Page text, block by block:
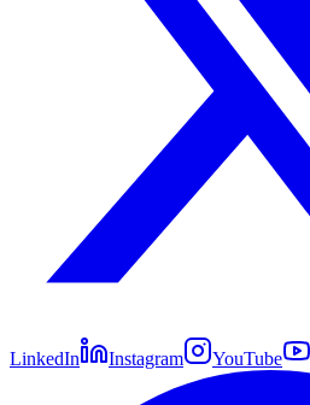
LinkedIn Instagram YouTube